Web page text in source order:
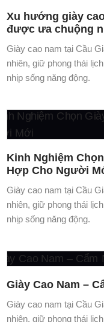
Kinh Nghiệm
Hợp Cho Người
nhịp sống năng động.
Giày Cao Nam –
Giày cao nam tại Cầu
nhiên, giữ phong thái
nhịp sống năng động.
Top mẫu giày cao
công sở
Giày cao nam tại Cầu
nhiên, giữ phong thái